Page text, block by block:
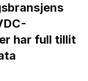
har full tillit